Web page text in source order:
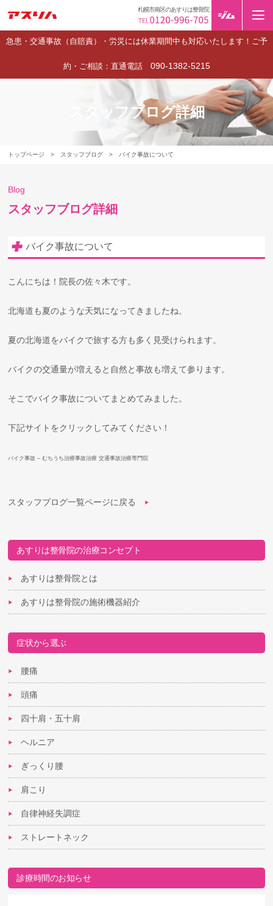
急患・交通事故（自賠責）・労災には休業期間中も対応いたします！ご予
約・ご相談：直通電話 090-1382-5215
札幌市南区のあすりは整骨院
トップページ > スタッフブログ > バイク事故について
スタッフブログ詳細
Blog
スタッフブログ詳細
バイク事故について
こんにちは！院長の佐々木です。
北海道も夏のような天気になってきましたね。
夏の北海道をバイクで旅する方も多く見受けられます。
バイクの交通量が増えると自然と事故も増えて参ります。
そこでバイク事故についてまとめてみました。
下記サイトをクリックしてみてください！
バイク事故 – むちうち治療事故治療 交通事故治療専門院
スタッフブログ一覧ページに戻る
あすりは整骨院の治療コンセプト
あすりは整骨院とは
あすりは整骨院の施術機器紹介
症状から選ぶ
腰痛
頭痛
四十肩・五十肩
ヘルニア
ぎっくり腰
肩こり
自律神経失調症
ストレートネック
診療時間のお知らせ